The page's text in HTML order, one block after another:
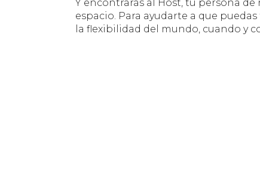
Y encontrarás al Host, tu persona de
espacio. Para ayudarte a que
la flexibilidad del mundo, cuando y